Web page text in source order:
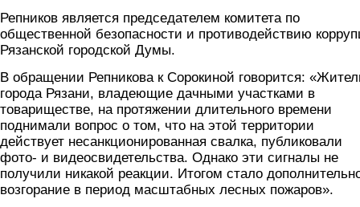
Репников является председателем комитета по
общественной безопасности и противодействию
Рязанской городской Думы.
В обращении Репникова к Сорокиной говорится:
города Рязани, владеющие дачными участками в
товариществе, на протяжении длительного времени
поднимали вопрос о том, что на этой территории
действует несанкционированная свалка, публиковали
фото- и видеосвидетельства. Однако эти сигналы не
получили никакой реакции. Итогом стало
возгорание в период масштабных лесных пожаров».